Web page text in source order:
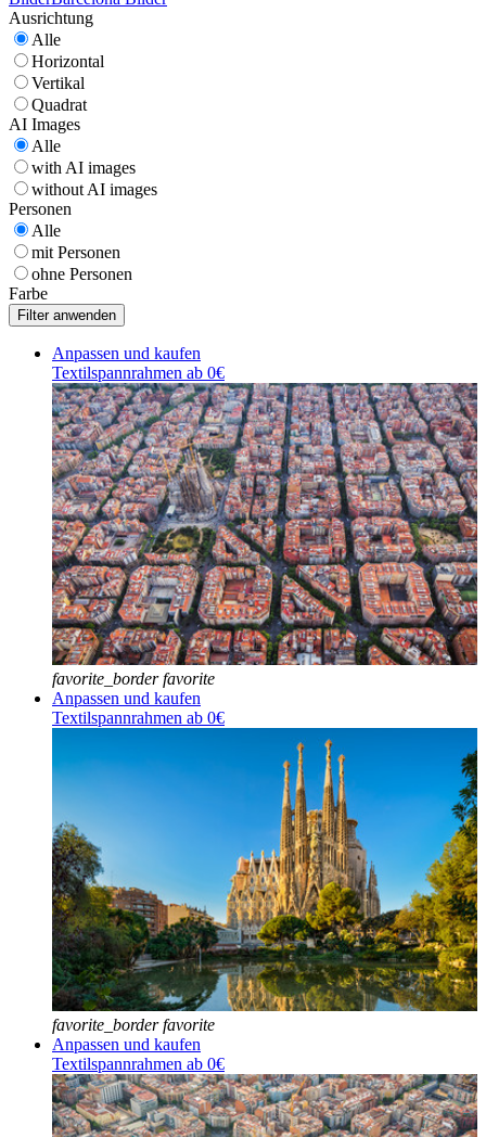
Ausrichtung
Alle
Horizontal
Vertikal
Quadrat
AI Images
Alle
with AI images
without AI images
Personen
Alle
mit Personen
ohne Personen
Farbe
Anpassen und kaufen
Textilspannrahmen ab 0€
favorite_border favorite
Anpassen und kaufen
Textilspannrahmen ab 0€
favorite_border favorite
Anpassen und kaufen
Textilspannrahmen ab 0€